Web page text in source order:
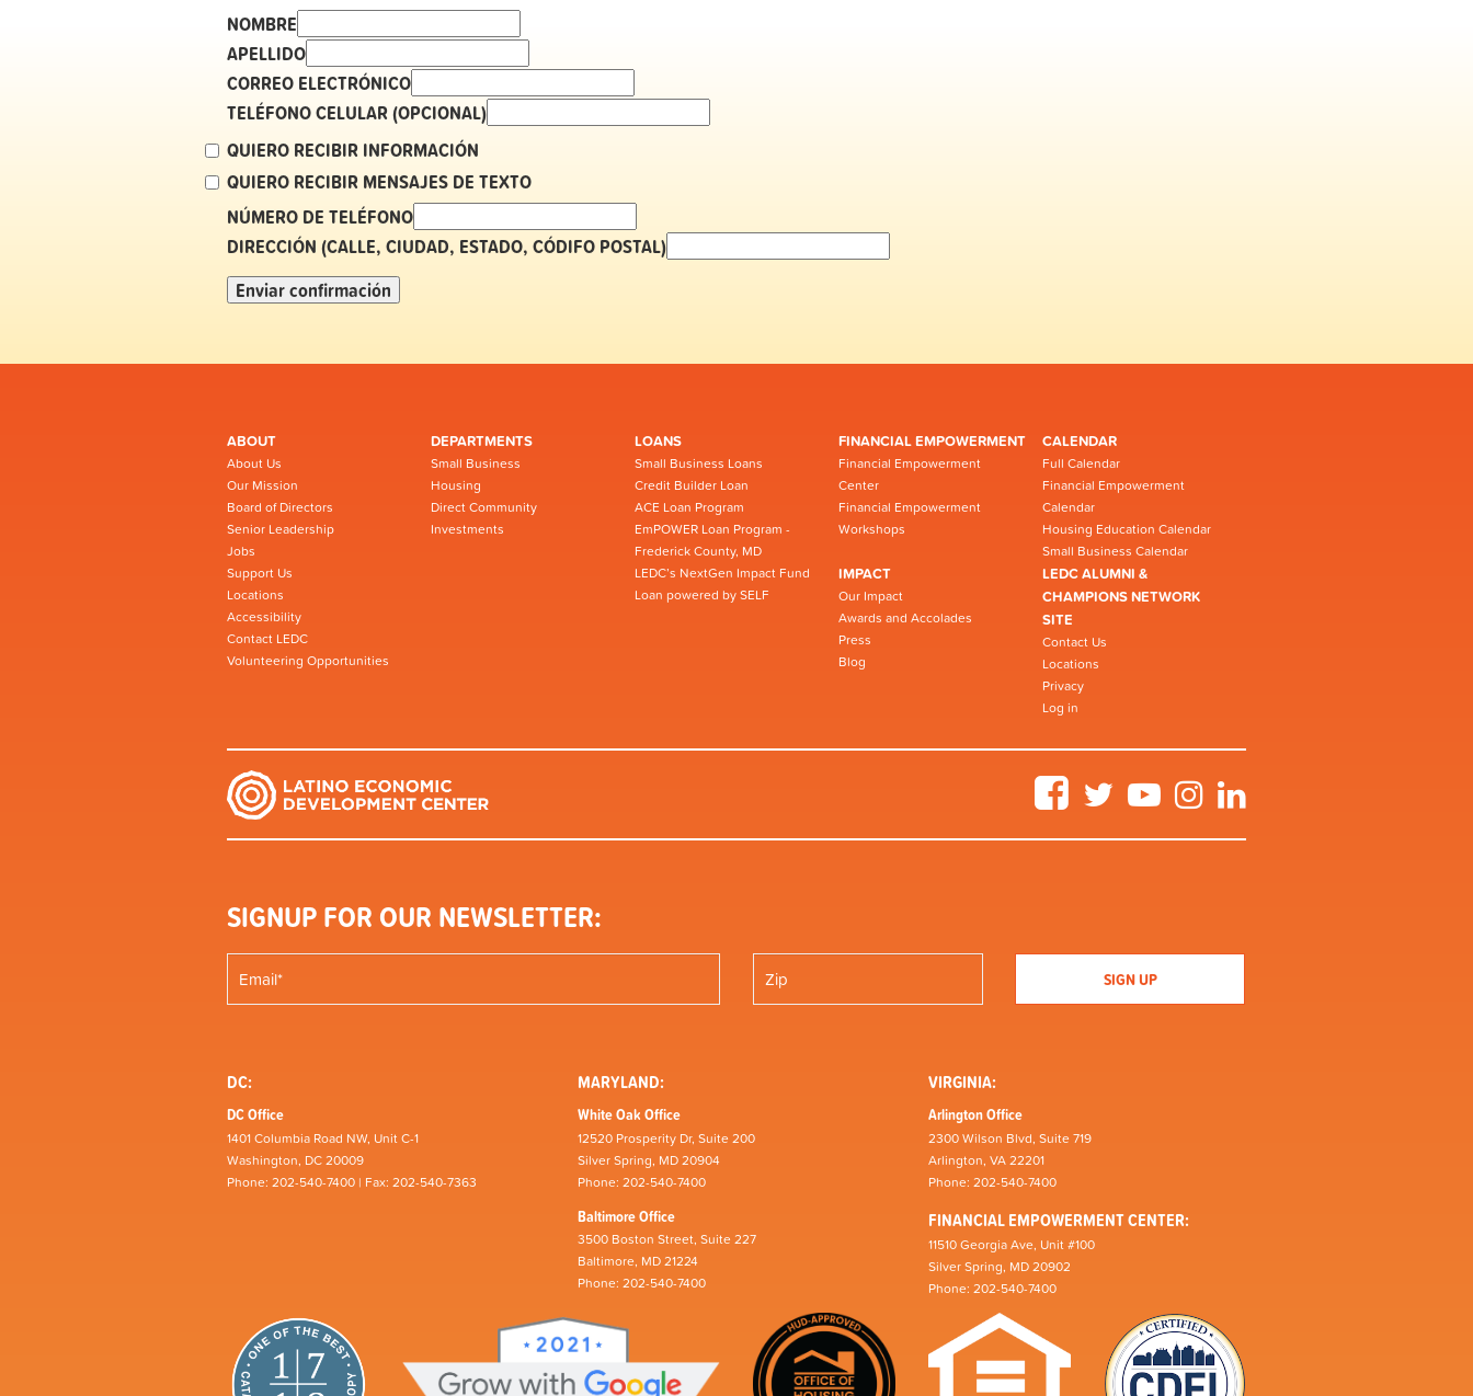
NOMBRE
APELLIDO
CORREO ELECTRÓNICO
TELÉFONO CELULAR (OPCIONAL)
QUIERO RECIBIR INFORMACIÓN
QUIERO RECIBIR MENSAJES DE TEXTO
NÚMERO DE TELÉFONO
DIRECCIÓN (CALLE, CIUDAD, ESTADO, CÓDIFO POSTAL)
ABOUT
About Us
Our Mission
Board of Directors
Senior Leadership
Jobs
Support Us
Locations
Accessibility
Contact LEDC
Volunteering Opportunities
DEPARTMENTS
Small Business
Housing
Direct Community
Investments
LOANS
Small Business Loans
Credit Builder Loan
ACE Loan Program
EmPOWER Loan Program -
Frederick County, MD
LEDC’s NextGen Impact Fund
Loan powered by SELF
FINANCIAL EMPOWERMENT
Financial Empowerment
Center
Financial Empowerment
Workshops
CALENDAR
Full Calendar
Financial Empowerment
Calendar
Housing Education Calendar
Small Business Calendar
IMPACT
Our Impact
Awards and Accolades
Press
Blog
LEDC ALUMNI &
CHAMPIONS NETWORK
SITE
Contact Us
Locations
Privacy
Log in
FacebookTwitter YouTubeInstagram
SIGNUP FOR OUR NEWSLETTER:
DC:
DC Office
1401 Columbia Road NW, Unit C-1
Washington, DC 20009
Phone: 202-540-7400 | Fax: 202-540-7363
MARYLAND:
White Oak Office
12520 Prosperity Dr, Suite 200
Silver Spring, MD 20904
Phone: 202-540-7400
Baltimore Office
3500 Boston Street, Suite 227
Baltimore, MD 21224
Phone: 202-540-7400
VIRGINIA:
Arlington Office
2300 Wilson Blvd, Suite 719
Arlington, VA 22201
Phone: 202-540-7400
FINANCIAL EMPOWERMENT CENTER:
11510 Georgia Ave, Unit #100
Silver Spring, MD 20902
Phone: 202-540-7400